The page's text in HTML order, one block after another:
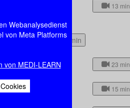
Webanalysedienst
von Meta Platforms
von MEDI-LEARN
13 min
54 min
23 min
15 min